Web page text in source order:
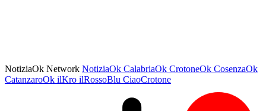
NotiziaOk Network NotiziaOk CalabriaOk CrotoneOk CosenzaOk
CatanzaroOk ilKro ilRossoBlu CiaoCrotone